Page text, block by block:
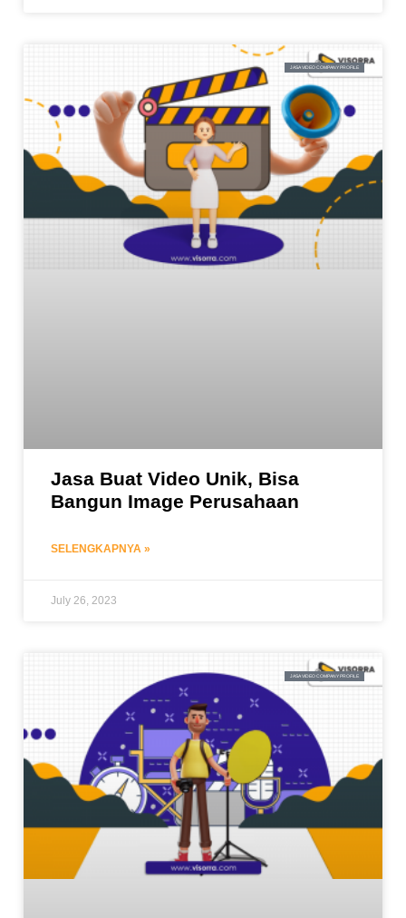
JASA VIDEO COMPANY PROFILE
Jasa Buat Video Unik, Bisa
Bangun Image Perusahaan
SELENGKAPNYA »
July 26, 2023
JASA VIDEO COMPANY PROFILE